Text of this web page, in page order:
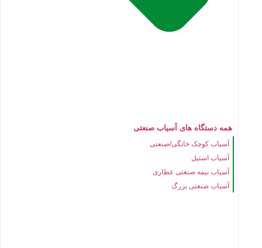
همه دستگاه های آسیاب صنعتی
آسیاب کوچک خانگی/صنعتی
آسیاب استیل
آسیاب نیمه صنعتی عطاری
آسیاب صنعتی بزرگ